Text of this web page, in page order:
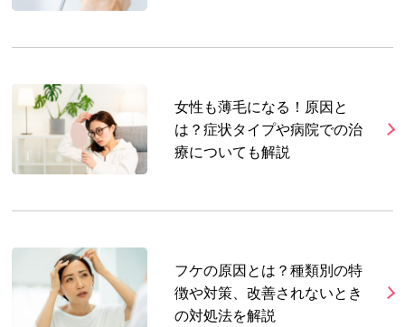
女性も薄毛になる！原因と
は？症状タイプや病院での治
療についても解説
フケの原因とは？種類別の特
徴や対策、改善されないとき
の対処法を解説